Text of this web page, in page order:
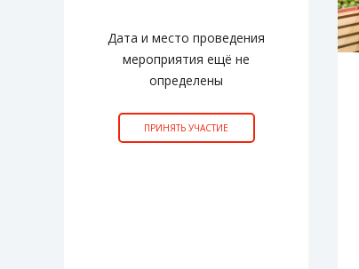
Дата и место проведения
мероприятия ещё не
определены
ПРИНЯТЬ УЧАСТИЕ